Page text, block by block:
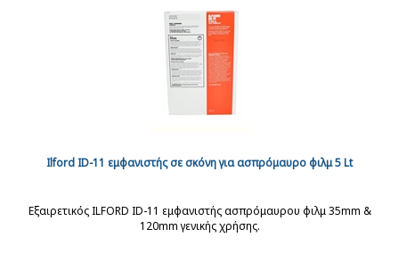
Ilford ID-11 εμφανιστής σε σκόνη για ασπρόμαυρο φιλμ 5 Lt
Εξαιρετικός ILFORD ID-11 εμφανιστής ασπρόμαυρου φιλμ 35mm &
120mm γενικής χρήσης.